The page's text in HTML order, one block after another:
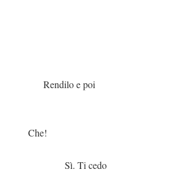
e poi
cedo